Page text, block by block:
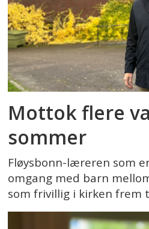
Mottok flere
sommer
Fløysbonn-læreren som
omgang med barn
som frivillig i kirken frem